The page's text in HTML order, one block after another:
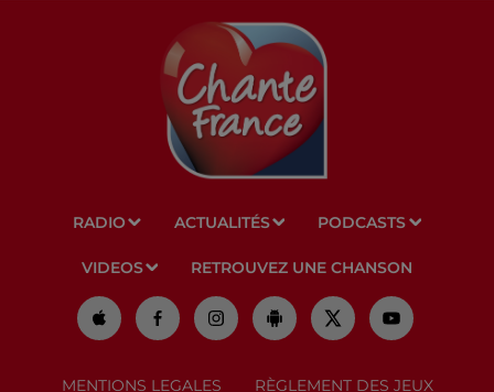
RADIO ACTUALITÉS PODCASTS
VIDEOS RETROUVEZ UNE CHANSON
MENTIONS LEGALES RÈGLEMENT DES JEUX